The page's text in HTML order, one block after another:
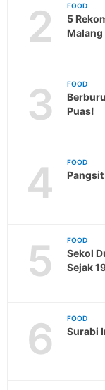
2 FOOD
5
Malang
3 FOOD
Puas!
4 FOOD
5 FOOD
Sekol
Sejak
6 FOOD
Surabi